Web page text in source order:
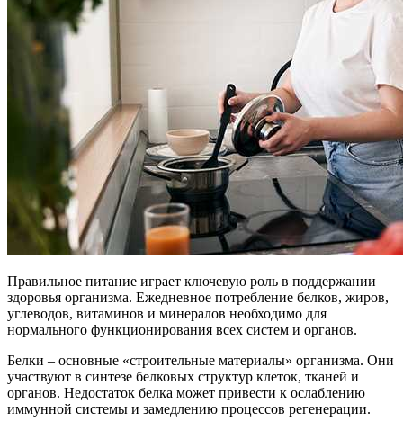
Правильное питание играет ключевую роль в поддержании
здоровья организма. Ежедневное потребление белков, жиров,
углеводов, витаминов и минералов необходимо для
нормального функционирования всех систем и органов.
Белки – основные «строительные материалы» организма. Они
участвуют в синтезе белковых структур клеток, тканей и
органов. Недостаток белка может привести к ослаблению
иммунной системы и замедлению процессов регенерации.